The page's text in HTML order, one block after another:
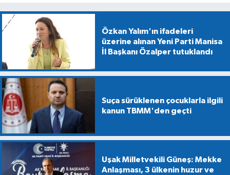
Özkan Yalım'ın ifadeleri
üzerine alınan Yeni Parti Manisa
İl Başkanı Özalper tutuklandı
Suça sürüklenen çocuklarla ilgili
kanun TBMM'den geçti
Uşak Milletvekili Güneş: Mekke
Anlaşması, 3 ülkenin huzur ve